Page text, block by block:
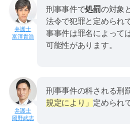
富澤貴浩
刑事事件で処罰の対象
法令で犯罪と定められ
事事件は罪名によって
可能性があります。
岡野武志
刑事事件の科される刑
規定により」 定められ